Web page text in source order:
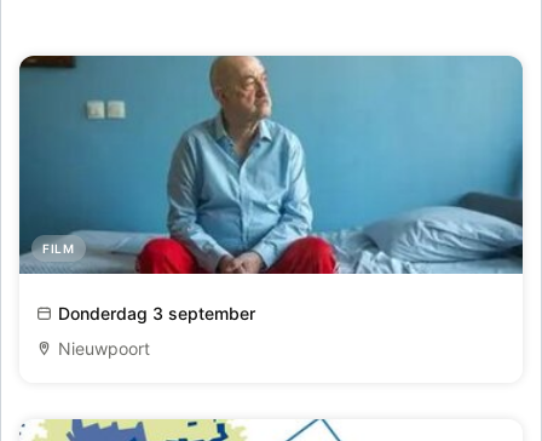
FILM
Cinema City - Zondag de Negenste
Donderdag 3 september
Nieuwpoort